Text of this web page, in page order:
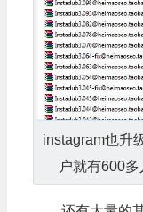
instagram也升
户就有600